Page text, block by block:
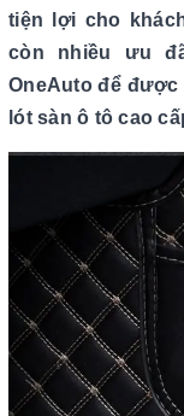
tiện lợi cho
còn nhiều ưu
OneAuto để
lót sàn ô tô cao